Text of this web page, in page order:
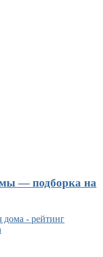
— подборка на